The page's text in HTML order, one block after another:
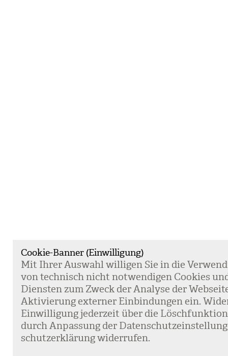
Cookie-Banner (Einwilligung)
Mit Ihrer Aus­wahl wil­li­gen Sie in die
von tech­nisch nicht not­wen­di­gen Coo­kies
Diens­ten zum Zweck der Ana­lyse der
Akti­vie­rung exter­ner Ein­bin­dun­gen ein.
Ein­wil­li­gung jeder­zeit über die
durch Anpas­sung der
schutz­er­klä­rung wider­ru­fen.